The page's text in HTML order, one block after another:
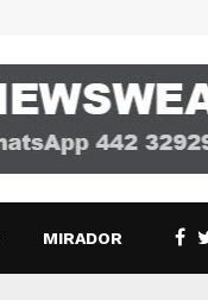
MIRADOR